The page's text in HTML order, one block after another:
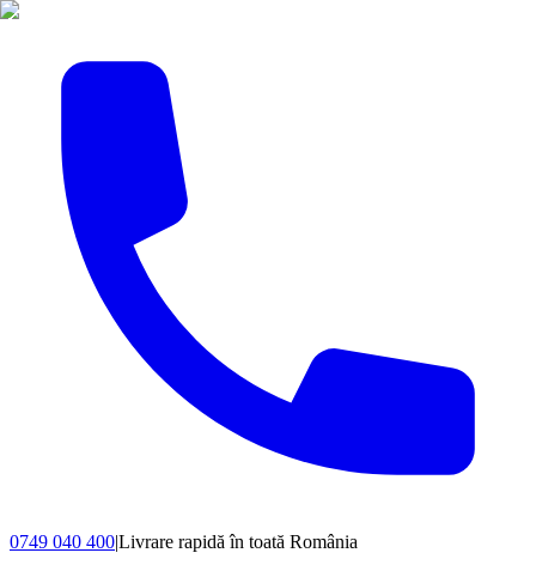
0749 040 400|Livrare rapidă în toată România